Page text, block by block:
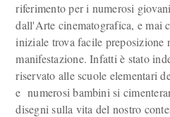
riferimento per i numerosi
dall'Arte cinematografica, e mai
iniziale trova facile preposizione
manifestazione. Infatti è stato
riservato alle scuole elementari
e numerosi bambini si
disegni sulla vita del nostro